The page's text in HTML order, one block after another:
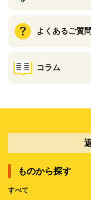
よくあるご質問
コラム
ものから探す
すべて